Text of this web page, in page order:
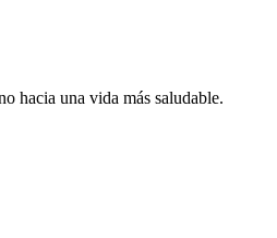
hacia una vida más saludable.